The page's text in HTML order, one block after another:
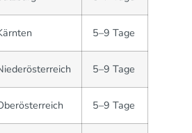
5–9 Tage
5–9 Tage
5–9 Tage